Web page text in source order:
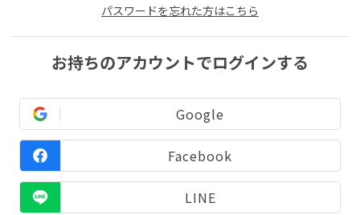
パスワードを忘れた方はこちら
お持ちのアカウントでログインする
Google
Facebook
LINE